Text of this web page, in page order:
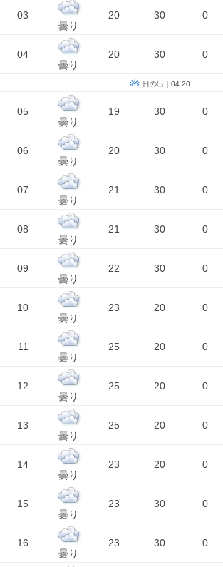
03
曇り
20 30 0
04
曇り
20 30 0
日の出｜04:20
05
曇り
19 30 0
06
曇り
20 30 0
07
曇り
21 30 0
08
曇り
21 30 0
09
曇り
22 30 0
10
曇り
23 20 0
11
曇り
25 20 0
12
曇り
25 20 0
13
曇り
25 20 0
14
曇り
23 20 0
15
曇り
23 30 0
16
曇り
23 30 0